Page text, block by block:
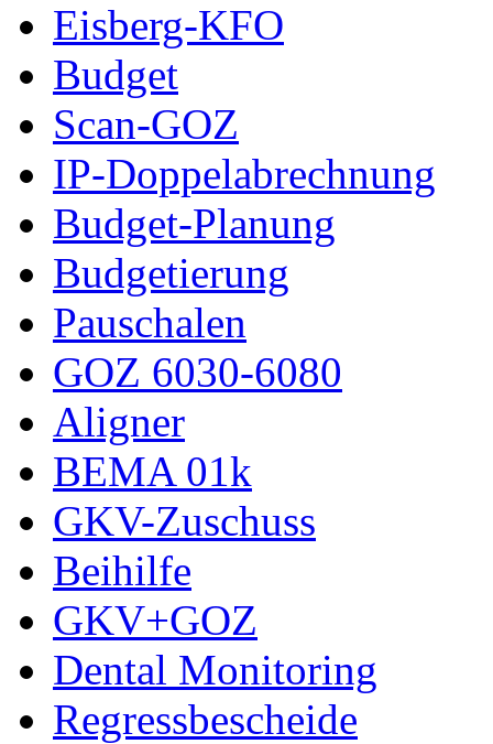
Eisberg-KFO
Budget
Scan-GOZ
IP-Doppelabrechnung
Budget-Planung
Budgetierung
Pauschalen
GOZ 6030-6080
Aligner
BEMA 01k
GKV-Zuschuss
Beihilfe
GKV+GOZ
Dental Monitoring
Regressbescheide